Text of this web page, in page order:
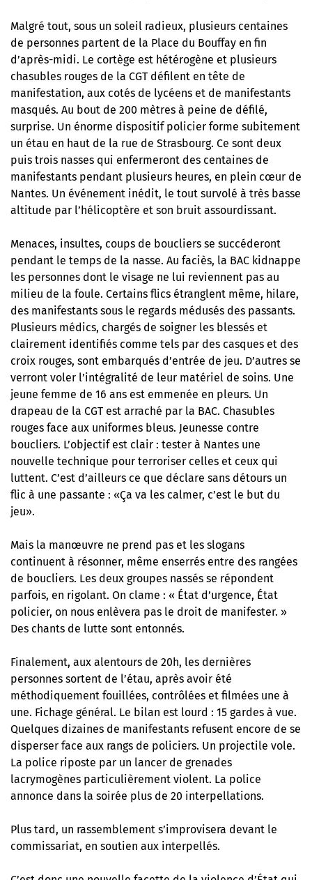
Malgré tout, sous un soleil radieux, plusieurs centaines
de personnes partent de la Place du Bouffay en fin
d’après-midi. Le cortège est hétérogène et plusieurs
chasubles rouges de la CGT défilent en tête de
manifestation, aux cotés de lycéens et de manifestants
masqués. Au bout de 200 mètres à peine de défilé,
surprise. Un énorme dispositif policier forme subitement
un étau en haut de la rue de Strasbourg. Ce sont deux
puis trois nasses qui enfermeront des centaines de
manifestants pendant plusieurs heures, en plein cœur de
Nantes. Un événement inédit, le tout survolé à très basse
altitude par l’hélicoptère et son bruit assourdissant.
Menaces, insultes, coups de boucliers se succéderont
pendant le temps de la nasse. Au faciès, la BAC kidnappe
les personnes dont le visage ne lui reviennent pas au
milieu de la foule. Certains flics étranglent même, hilare,
des manifestants sous le regards médusés des passants.
Plusieurs médics, chargés de soigner les blessés et
clairement identifiés comme tels par des casques et des
croix rouges, sont embarqués d’entrée de jeu. D’autres se
verront voler l’intégralité de leur matériel de soins. Une
jeune femme de 16 ans est emmenée en pleurs. Un
drapeau de la CGT est arraché par la BAC. Chasubles
rouges face aux uniformes bleus. Jeunesse contre
boucliers. L’objectif est clair : tester à Nantes une
nouvelle technique pour terroriser celles et ceux qui
luttent. C’est d’ailleurs ce que déclare sans détours un
flic à une passante : «Ça va les calmer, c’est le but du
jeu».
Mais la manœuvre ne prend pas et les slogans
continuent à résonner, même enserrés entre des rangées
de boucliers. Les deux groupes nassés se répondent
parfois, en rigolant. On clame : « État d’urgence, État
policier, on nous enlèvera pas le droit de manifester. »
Des chants de lutte sont entonnés.
Finalement, aux alentours de 20h, les dernières
personnes sortent de l’étau, après avoir été
méthodiquement fouillées, contrôlées et filmées une à
une. Fichage général. Le bilan est lourd : 15 gardes à vue.
Quelques dizaines de manifestants refusent encore de se
disperser face aux rangs de policiers. Un projectile vole.
La police riposte par un lancer de grenades
lacrymogènes particulièrement violent. La police
annonce dans la soirée plus de 20 interpellations.
Plus tard, un rassemblement s’improvisera devant le
commissariat, en soutien aux interpellés.